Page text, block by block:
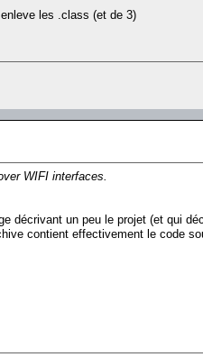
les .class (et de 3)
WIFI interfaces.
décrivant un peu le projet (et qui
contient effectivement le code